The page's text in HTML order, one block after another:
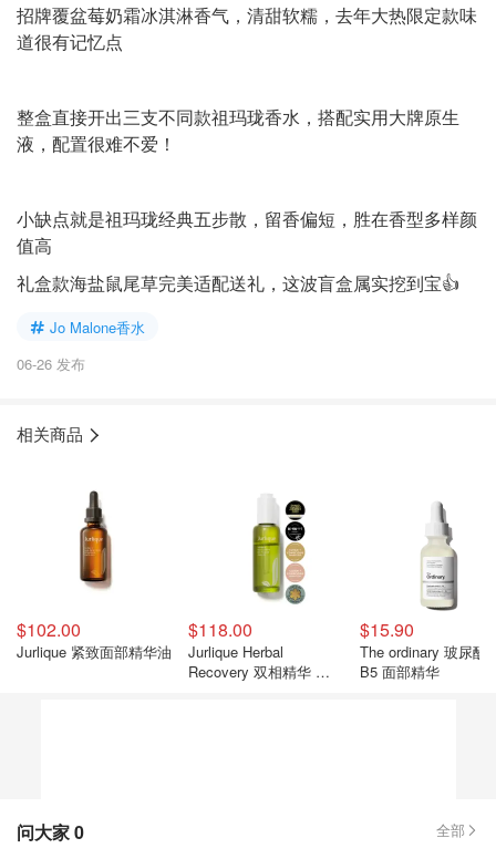
招牌覆盆莓奶霜冰淇淋香气，清甜软糯，去年大热限定款味
道很有记忆点
整盒直接开出三支不同款祖玛珑香水，搭配实用大牌原生
液，配置很难不爱！
小缺点就是祖玛珑经典五步散，留香偏短，胜在香型多样颜
值高
礼盒款海盐鼠尾草完美适配送礼，这波盲盒属实挖到宝👍
Jo Malone香水
06-26 发布
相关商品
$102.00
Jurlique 紧致面部精华油
$118.00
Jurlique Herbal
Recovery 双相精华 面
$15.90
The ordinary 玻尿酸
B5 面部精华
问大家0 全部